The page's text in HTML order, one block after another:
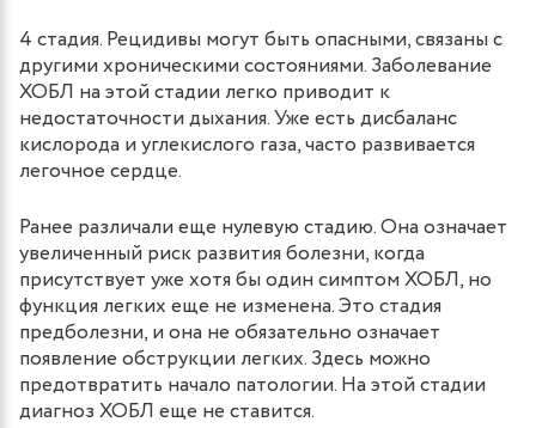
4 стадия. Рецидивы могут быть опасными, связаны с
другими хроническими состояниями. Заболевание
ХОБЛ на этой стадии легко приводит к
недостаточности дыхания. Уже есть дисбаланс
кислорода и углекислого газа, часто развивается
легочное сердце.
Ранее различали еще нулевую стадию. Она означает
увеличенный риск развития болезни, когда
присутствует уже хотя бы один симптом ХОБЛ, но
функция легких еще не изменена. Это стадия
предболезни, и она не обязательно означает
появление обструкции легких. Здесь можно
предотвратить начало патологии. На этой стадии
диагноз ХОБЛ еще не ставится.